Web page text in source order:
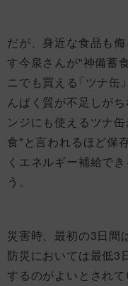
だが、身近な食品も
す今泉さんが"神備蓄
ニでも買える「ツナ缶
んぱく質が不足しが
ンジにも使えるツナ
食"と言われるほど保
くエネルギー補給で
う。
災害時、最初の3日間
防災においては最低3
するのがよいとされて